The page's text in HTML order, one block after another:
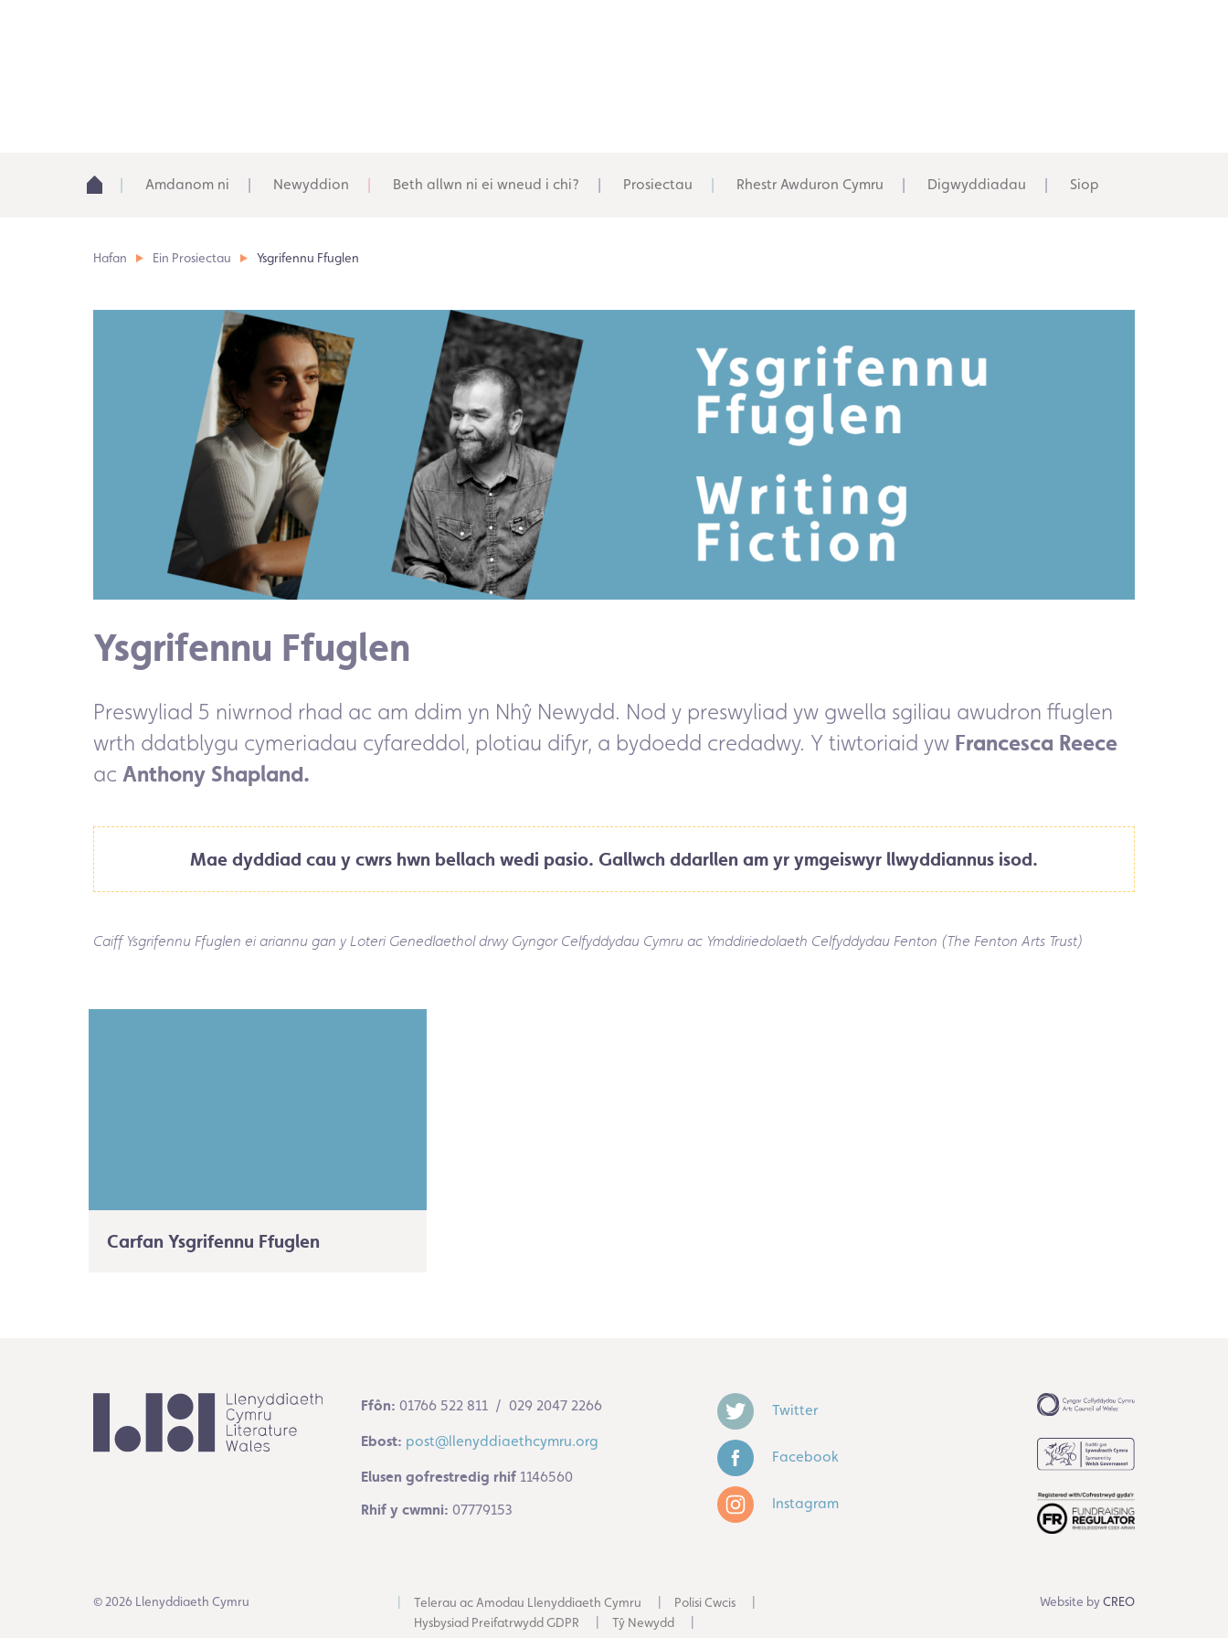
Amdanom ni Newyddion Beth allwn ni ei wneud i chi? Prosiectau Rhestr Awduron Cymru Digwyddiadau Siop
Hafan Ein Prosiectau Ysgrifennu Ffuglen
Ysgrifennu Ffuglen
Preswyliad 5 niwrnod rhad ac am ddim yn Nhŷ Newydd. Nod y preswyliad yw gwella sgiliau awudron ffuglen
wrth ddatblygu cymeriadau cyfareddol, plotiau difyr, a bydoedd credadwy. Y tiwtoriaid yw Francesca Reece
ac Anthony Shapland.
Mae dyddiad cau y cwrs hwn bellach wedi pasio. Gallwch ddarllen am yr ymgeiswyr llwyddiannus isod.
Caiff Ysgrifennu Ffuglen ei ariannu gan y Loteri Genedlaethol drwy Gyngor Celfyddydau Cymru ac Ymddiriedolaeth Celfyddydau Fenton (The Fenton Arts Trust)
Carfan Ysgrifennu Ffuglen
Ffôn: 01766 522 811 / 029 2047 2266
Ebost: post@llenyddiaethcymru.org
Elusen gofrestredig rhif 1146560
Rhif y cwmni: 07779153
Twitter
Facebook
Instagram
© 2026 Llenyddiaeth Cymru Telerau ac Amodau Llenyddiaeth Cymru
Polisi Cwcis
Hysbysiad Preifatrwydd GDPR
Tŷ Newydd
Website byCREO